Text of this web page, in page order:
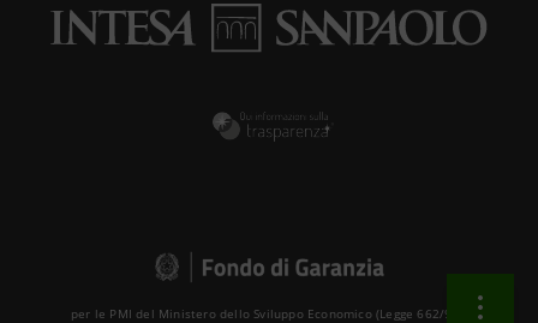
per le PMI del Ministero dello Sviluppo Economico (Legge 662/96 )